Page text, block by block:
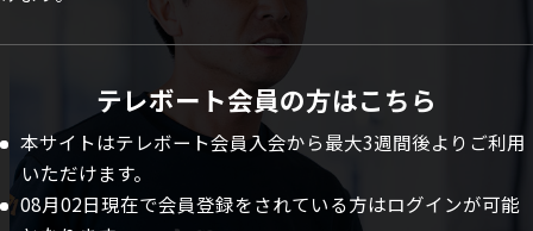
テレボート会員の方はこちら
本サイトはテレボート会員入会から最大3週間後よりご利用
いただけます。
08月02日現在で会員登録をされている方はログインが可能